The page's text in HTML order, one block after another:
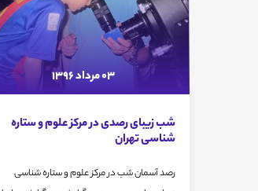
03 مرداد 1396
شب زیبای رصدی در مرکز علوم و ستاره
شناسی تهران
رصد آسمان شب در مرکز علوم و ستاره شناسی